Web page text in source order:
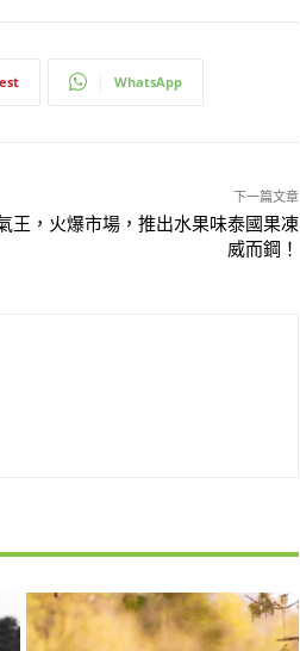
WhatsApp
下一篇文章
王，火爆市場，推出水果味泰國果凍
威而鋼！